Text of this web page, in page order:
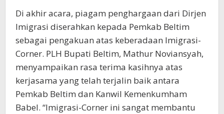
Di akhir acara, piagam penghargaan dari Dirjen
Imigrasi diserahkan kepada Pemkab Beltim
sebagai pengakuan atas keberadaan Imigrasi-
Corner. PLH Bupati Beltim, Mathur Noviansyah,
menyampaikan rasa terima kasihnya atas
kerjasama yang telah terjalin baik antara
Pemkab Beltim dan Kanwil Kemenkumham
Babel. “Imigrasi-Corner ini sangat membantu